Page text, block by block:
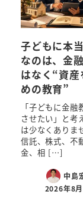
子どもに本
なのは、金
はなく“資産
めの教育”
「子どもに金融
させたい」と考
は少なくありま
信託、株式、不
金、相 […]
中島
2026年8